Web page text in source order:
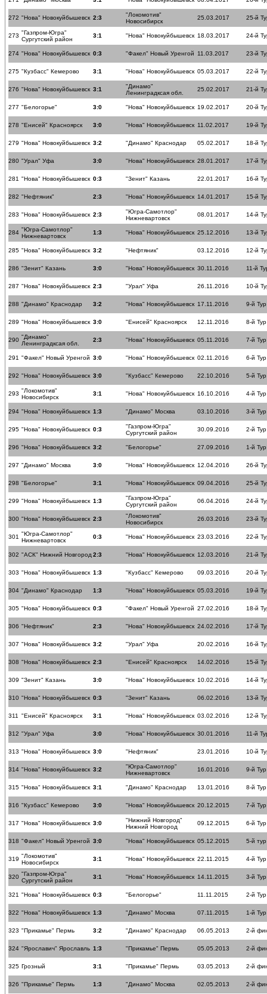
272 "Нова" Новокуйбышевск 2:3
"Локомотив"
Новосибирск
25.03.2017 25-й
273 "Газпром-Югра"
Сургутский район
3:1 "Нова" Новокуйбышевск 18.03.2017 24-й
274 "Нова" Новокуйбышевск 0:3 "Факел" Новый Уренгой 11.03.2017 23-й
275 "Кузбасс" Кемерово 3:1 "Нова" Новокуйбышевск 05.03.2017 22-й
276 "Нова" Новокуйбышевск 3:1
"Динамо"
Ленинградксая обл.
25.02.2017 21-й
277 "Белогорье" 3:0 "Нова" Новокуйбышевск 19.02.2017 20-й
278 "Енисей" Красноярск 3:0 "Нова" Новокуйбышевск 11.02.2017 19-й
279 "Нова" Новокуйбышевск 3:2 "Динамо" Краснодар 05.02.2017 18-й
280 "Урал" Уфа 3:0 "Нова" Новокуйбышевск 28.01.2017 17-й
281 "Нова" Новокуйбышевск 0:3 "Зенит" Казань 22.01.2017 16-й
282 "Нефтяник" 2:3 "Нова" Новокуйбышевск 14.01.2017 15-й
283 "Нова" Новокуйбышевск 2:3
"Югра-Самотлор"
Нижневартовск
08.01.2017 14-й
284 "Югра-Самотлор"
Нижневартовск
1:3 "Нова" Новокуйбышевск 25.12.2016 13-й
285 "Нова" Новокуйбышевск 3:2 "Нефтяник" 03.12.2016 12-й
286 "Зенит" Казань 3:0 "Нова" Новокуйбышевск 30.11.2016 11-й
287 "Нова" Новокуйбышевск 2:3 "Урал" Уфа 26.11.2016 10-й
288 "Динамо" Краснодар 3:2 "Нова" Новокуйбышевск 17.11.2016 9-й Тур
289 "Нова" Новокуйбышевск 3:0 "Енисей" Красноярск 12.11.2016 8-й Тур
290 "Динамо"
Ленинградксая обл.
2:3 "Нова" Новокуйбышевск 05.11.2016 7-й Тур
291 "Факел" Новый Уренгой 3:0 "Нова" Новокуйбышевск 02.11.2016 6-й Тур
292 "Нова" Новокуйбышевск 3:0 "Кузбасс" Кемерово 22.10.2016 5-й Тур
293 "Локомотив"
Новосибирск
3:1 "Нова" Новокуйбышевск 16.10.2016 4-й Тур
294 "Нова" Новокуйбышевск 1:3 "Динамо" Москва 03.10.2016 3-й Тур
295 "Нова" Новокуйбышевск 0:3
"Газпром-Югра"
Сургутский район
30.09.2016 2-й Тур
296 "Нова" Новокуйбышевск 3:2 "Белогорье" 27.09.2016 1-й Тур
297 "Динамо" Москва 3:0 "Нова" Новокуйбышевск 12.04.2016 26-й
298 "Белогорье" 3:1 "Нова" Новокуйбышевск 09.04.2016 25-й
299 "Нова" Новокуйбышевск 1:3
"Газпром-Югра"
Сургутский район
06.04.2016 24-й
300 "Нова" Новокуйбышевск 2:3
"Локомотив"
Новосибирск
26.03.2016 23-й
301 "Югра-Самотлор"
Нижневартовск
0:3 "Нова" Новокуйбышевск 23.03.2016 22-й
302 "АСК" Нижний Новгород 2:3 "Нова" Новокуйбышевск 12.03.2016 21-й
303 "Нова" Новокуйбышевск 1:3 "Кузбасс" Кемерово 09.03.2016 20-й
304 "Динамо" Краснодар 1:3 "Нова" Новокуйбышевск 05.03.2016 19-й
305 "Нова" Новокуйбышевск 0:3 "Факел" Новый Уренгой 27.02.2016 18-й
306 "Нефтяник" 2:3 "Нова" Новокуйбышевск 24.02.2016 17-й
307 "Нова" Новокуйбышевск 3:2 "Урал" Уфа 20.02.2016 16-й
308 "Нова" Новокуйбышевск 2:3 "Енисей" Красноярск 14.02.2016 15-й
309 "Зенит" Казань 3:0 "Нова" Новокуйбышевск 10.02.2016 14-й
310 "Нова" Новокуйбышевск 0:3 "Зенит" Казань 06.02.2016 13-й
311 "Енисей" Красноярск 3:1 "Нова" Новокуйбышевск 03.02.2016 12-й
312 "Урал" Уфа 3:0 "Нова" Новокуйбышевск 30.01.2016 11-й
313 "Нова" Новокуйбышевск 3:0 "Нефтяник" 23.01.2016 10-й
314 "Нова" Новокуйбышевск 3:2
"Югра-Самотлор"
Нижневартовск
16.01.2016 9-й Тур
315 "Нова" Новокуйбышевск 3:1 "Динамо" Краснодар 13.01.2016 8-й Тур
316 "Кузбасс" Кемерово 3:0 "Нова" Новокуйбышевск 20.12.2015 7-й Тур
317 "Нова" Новокуйбышевск 3:0
"Нижний Новгород"
Нижний Новгород
09.12.2015 6-й Тур
318 "Факел" Новый Уренгой 3:0 "Нова" Новокуйбышевск 05.12.2015 5-й тур
319 "Локомотив"
Новосибирск
3:1 "Нова" Новокуйбышевск 22.11.2015 4-й Тур
320 "Газпром-Югра"
Сургутский район
3:1 "Нова" Новокуйбышевск 14.11.2015 3-й Тур
321 "Нова" Новокуйбышевск 0:3 "Белогорье" 11.11.2015 2-й Тур
322 "Нова" Новокуйбышевск 1:3 "Динамо" Москва 07.11.2015 1-й Тур
323 "Прикамье" Пермь 3:2 "Динамо" Краснодар 06.05.2013 2-й
324 "Ярославич" Ярославль 1:3 "Прикамье" Пермь 05.05.2013 2-й
325 Грозный 3:1 "Прикамье" Пермь 03.05.2013 2-й
326 "Прикамье" Пермь 1:3 "Динамо" Москва 02.05.2013 2-й